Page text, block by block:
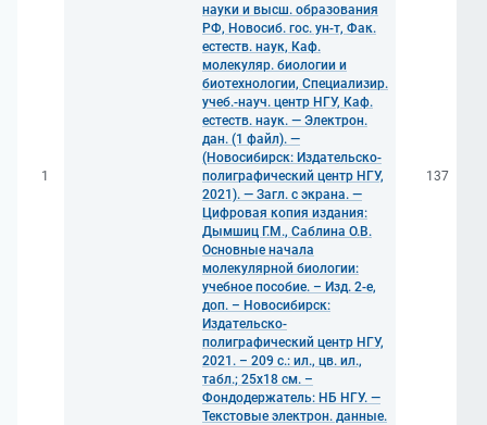
1
науки и высш. образования
РФ, Новосиб. гос. ун-т, Фак.
естеств. наук, Каф.
молекуляр. биологии и
биотехнологии, Специализир.
учеб.-науч. центр НГУ, Каф.
естеств. наук. — Электрон.
дан. (1 файл). —
(Новосибирск: Издательско-
полиграфический центр НГУ,
2021). — Загл. с экрана. —
Цифровая копия издания:
Дымшиц Г.М., Саблина О.В.
Основные начала
молекулярной биологии:
учебное пособие. – Изд. 2-е,
доп. – Новосибирск:
Издательско-
полиграфический центр НГУ,
2021. – 209 с.: ил., цв. ил.,
табл.; 25x18 см. –
Фондодержатель: НБ НГУ. —
Текстовые электрон. данные.
137